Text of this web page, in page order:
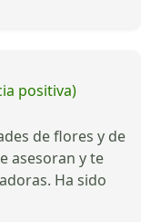
positiva)
de flores y de
asesoran y te
Ha sido